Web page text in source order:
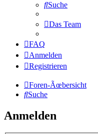
Suche
Das Team
FAQ
Anmelden
Registrieren
Foren-Ãœbersicht
Suche
Anmelden